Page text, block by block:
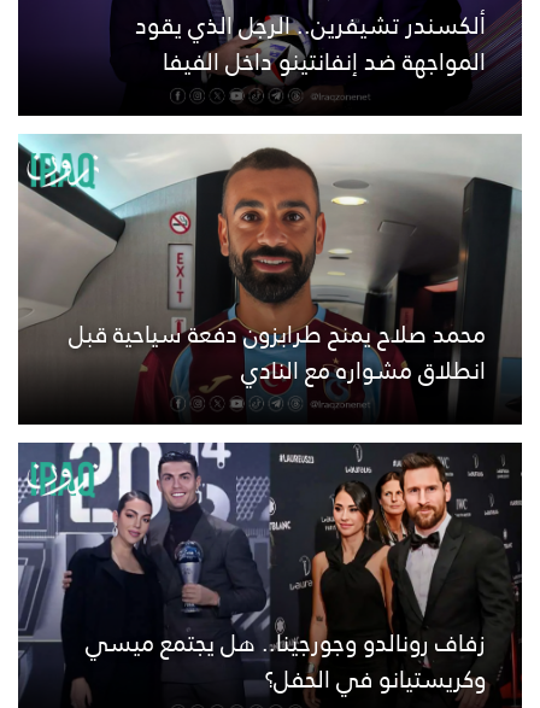
ألكسندر تشيفرين.. الرجل الذي يقود
المواجهة ضد إنفانتينو داخل الفيفا
محمد صلاح يمنح طرابزون دفعة سياحية قبل
انطلاق مشواره مع النادي
زفاف رونالدو وجورجينا.. هل يجتمع ميسي
وكريستيانو في الحفل؟